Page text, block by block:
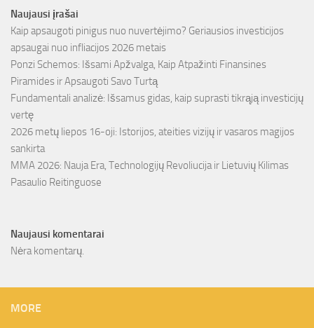
Naujausi įrašai
Kaip apsaugoti pinigus nuo nuvertėjimo? Geriausios investicijos
apsaugai nuo infliacijos 2026 metais
Ponzi Schemos: Išsami Apžvalga, Kaip Atpažinti Finansines
Piramides ir Apsaugoti Savo Turtą
Fundamentali analizė: Išsamus gidas, kaip suprasti tikrąją investicijų
vertę
2026 metų liepos 16-oji: Istorijos, ateities vizijų ir vasaros magijos
sankirta
MMA 2026: Nauja Era, Technologijų Revoliucija ir Lietuvių Kilimas
Pasaulio Reitinguose
Naujausi komentarai
Nėra komentarų.
MORE